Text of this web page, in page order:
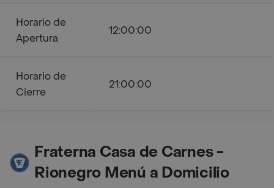
Horario de
Apertura
12:00:00
Horario de
Cierre
21:00:00
Fraterna Casa de Carnes -
Rionegro Menú a Domicilio